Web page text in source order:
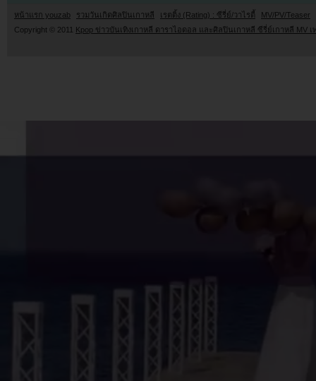
หน้าแรก youzab รวมวันเกิดศิลปินเกาหลี เรตติ้ง (Rating) : ซีรี่ย์/วาไรตี้
MV/PV/Teaser
Copyright © 2011 Kpop ข่าวบันเทิงเกาหลี ดาราไอดอล และศิลปินเกาหลี ซีรี่ย์เกาหลี MV